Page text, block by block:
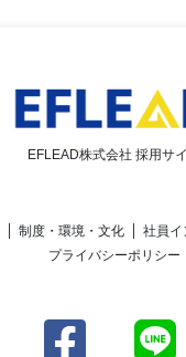
EFLEAD株式会社 採用サ
制度・環境・文化 社員イ
プライバシーポリシー